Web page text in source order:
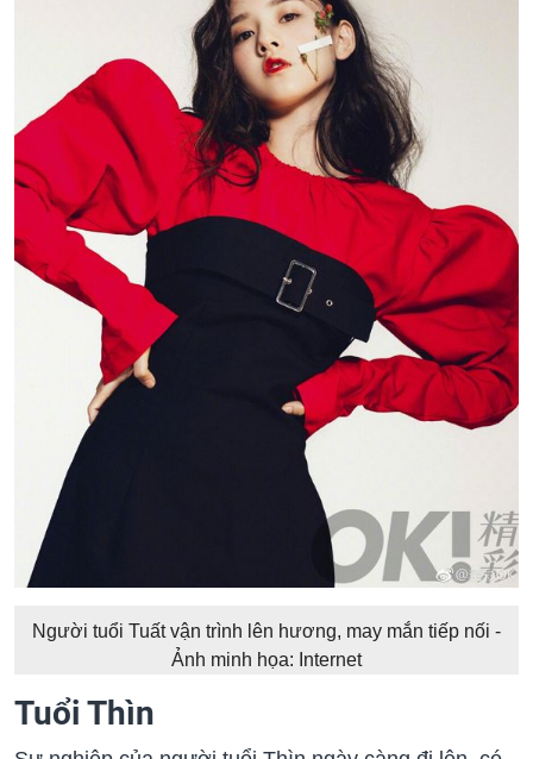
Người tuổi Tuất vận trình lên hương, may mắn tiếp nối -
Ảnh minh họa: Internet
Tuổi Thìn